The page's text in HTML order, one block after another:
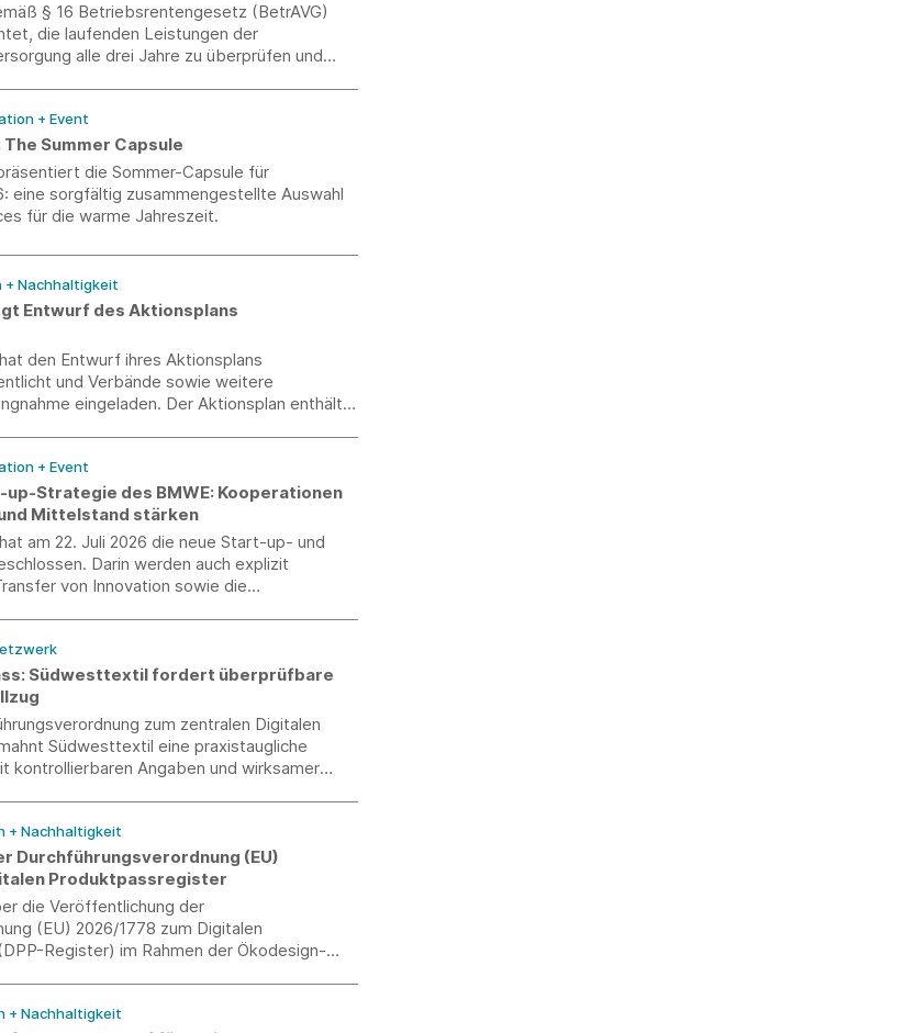
§ 16 Betriebsrentengesetz (BetrAVG)
die laufenden Leistungen der
alle drei Jahre zu überprüfen und
+ Event
The Summer Capsule
die Sommer-Capsule für
eine sorgfältig zusammengestellte Auswahl
für die warme Jahreszeit.
+ Nachhaltigkeit
Entwurf des Aktionsplans
den Entwurf ihres Aktionsplans
und Verbände sowie weitere
eingeladen. Der Aktionsplan enthält
+ Event
Strategie des BMWE: Kooperationen
Mittelstand stärken
am 22. Juli 2026 die neue Start-up- und
Darin werden auch explizit
von Innovation sowie die
Südwesttextil fordert überprüfbare
zum zentralen Digitalen
Südwesttextil eine praxistaugliche
kontrollierbaren Angaben und wirksamer
+ Nachhaltigkeit
Durchführungsverordnung (EU)
Produktpassregister
die Veröffentlichung der
(EU) 2026/1778 zum Digitalen
Register) im Rahmen der Ökodesign-
+ Nachhaltigkeit